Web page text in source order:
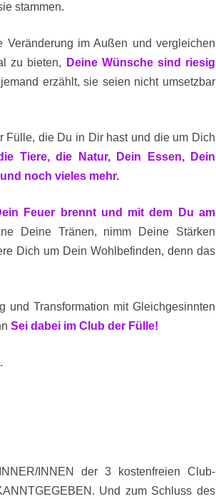
stammen.
im Außen und vergleichen
zu bieten,
Deine Wünsche sind riesig
erzählt, sie seien nicht umsetzbar
Fülle, die Du in Dir hast und die um Dich
Tiere, die Natur, Dein Essen, Dein
noch vieles mehr.
Feuer brennt und mit dem Du am
Deine Tränen, nimm Deine Stärken
Dich um Dein Wohlbefinden, denn das
Transformation mit Gleichgesinnten
Sei dabei im Club der Fülle!
INNEN der 3 kostenfreien Club-
Und zum Schluss des